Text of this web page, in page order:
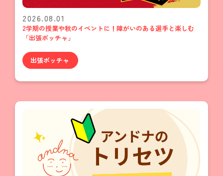
2026.08.01
2学期の授業や秋のイベントに！障がいのある選手と楽しむ
「出張ボッチャ」
出張ボッチャ